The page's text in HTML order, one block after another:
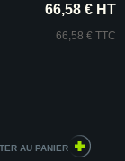
66,58 € HT
66,58 € TTC